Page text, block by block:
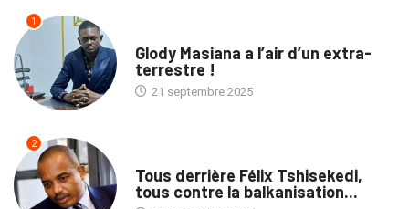
1
Glody Masiana a l’air d’un extra-
terrestre !
21 septembre 2025
2
Tous derrière Félix Tshisekedi,
tous contre la balkanisation...